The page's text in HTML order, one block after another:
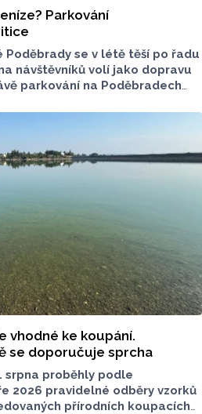
Parkování
Poděbrady se v létě těší po řadu
návštěvníků volí jako dopravu
parkování na Poděbradech
Facebooku stránka s názvem
parkovného, která
situaci s parkováním
letoviska. Za iniciativou stojí
na jeho přání nebudeme
vhodné ke koupání.
se doporučuje sprcha
srpna proběhly podle
2026 pravidelné odběry vzorků
přírodních koupacích